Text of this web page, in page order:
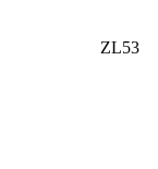
ZL53